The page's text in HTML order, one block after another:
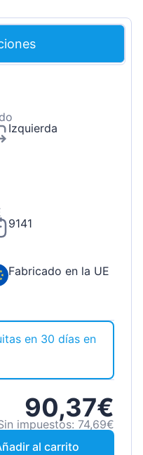
Izquierda
9141
Fabricado en la UE
en 30 días en
90,37€
impuestos: 74,69€
al carrito